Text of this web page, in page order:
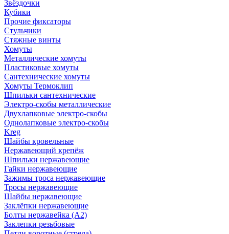
Звёздочки
Кубики
Прочие фиксаторы
Стульчики
Стяжные винты
Хомуты
Металлические хомуты
Пластиковые хомуты
Сантехнические хомуты
Хомуты Термоклип
Шпильки сантехнические
Электро-скобы металлические
Двухлапковые электро-скобы
Однолапковые электро-скобы
Kreg
Шайбы кровельные
Нержавеющий крепёж
Шпильки нержавеющие
Гайки нержавеющие
Зажимы троса нержавеющие
Тросы нержавеющие
Шайбы нержавеющие
Заклёпки нержавеющие
Болты нержавейка (А2)
Заклепки резьбовые